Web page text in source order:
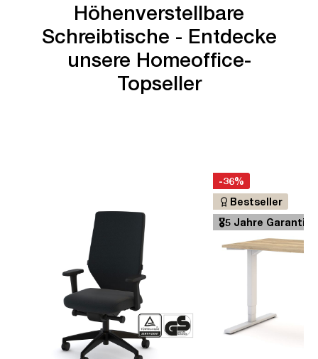
Höhenverstellbare
Schreibtische - Entdecke
unsere Homeoffice-
Topseller
-36%
Bestseller
🎖️5 Jahre Garantie